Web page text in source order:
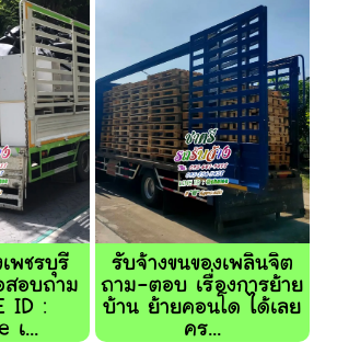
พชรบุรี
สอบถาม
ID :
เ...
รับจ้างขนของเพลินจิต
ถาม-ตอบ เรื่องการย้าย
บ้าน ย้ายคอนโด ได้เลย
คร...